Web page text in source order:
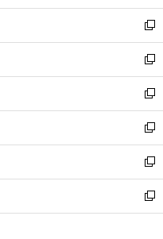
開
く
ウ
で
開
く
ン
ド
ウ
で
開
く
新
し
い
ウ
ィ
ン
ド
ウ
で
開
く
新
し
い
ウ
ィ
ン
ド
ウ
で
開
新
し
い
ウ
ィ
ン
ド
ウ
新
し
い
ウ
ィ
ン
新
し
い
ウ
新
し